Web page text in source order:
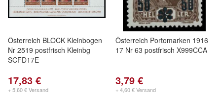
Österreich BLOCK Kleinbogen
Nr 2519 postfrisch Kleinbg
SCFD17E
17,83 €
+ 5,60 € Versand
Österreich Portomarken 1916
17 Nr 63 postfrisch X999CCA
3,79 €
+ 4,60 € Versand